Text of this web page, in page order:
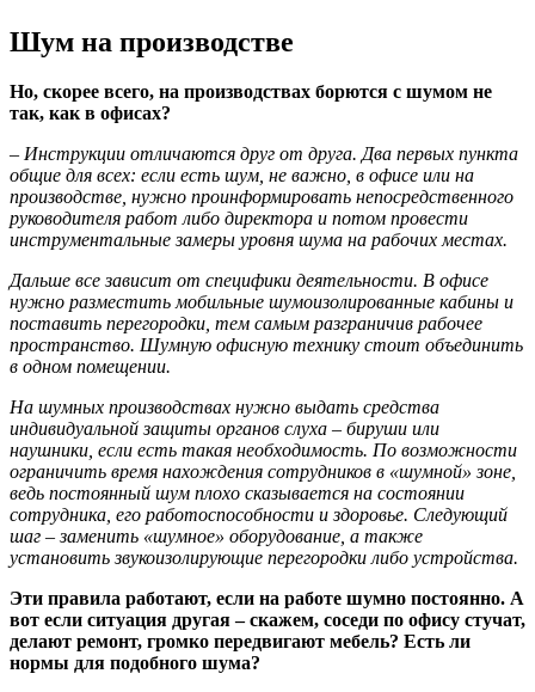
Шум на производстве
Но, скорее всего, на производствах борются с шумом не
так, как в офисах?
– Инструкции отличаются друг от друга. Два первых пункта
общие для всех: если есть шум, не важно, в офисе или на
производстве, нужно проинформировать непосредственного
руководителя работ либо директора и потом провести
инструментальные замеры уровня шума на рабочих местах.
Дальше все зависит от специфики деятельности. В офисе
нужно разместить мобильные шумоизолированные кабины и
поставить перегородки, тем самым разграничив рабочее
пространство. Шумную офисную технику стоит объединить
в одном помещении.
На шумных производствах нужно выдать средства
индивидуальной защиты органов слуха – бируши или
наушники, если есть такая необходимость. По возможности
ограничить время нахождения сотрудников в «шумной» зоне,
ведь постоянный шум плохо сказывается на состоянии
сотрудника, его работоспособности и здоровье. Следующий
шаг – заменить «шумное» оборудование, а также
установить звукоизолирующие перегородки либо устройства.
Эти правила работают, если на работе шумно постоянно. А
вот если ситуация другая – скажем, соседи по офису стучат,
делают ремонт, громко передвигают мебель? Есть ли
нормы для подобного шума?